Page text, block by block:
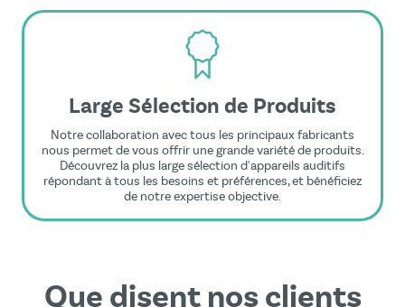
Large Sélection de Produits
Notre collaboration avec tous les principaux fabricants
nous permet de vous offrir une grande variété de produits.
Découvrez la plus large sélection d'appareils auditifs
répondant à tous les besoins et préférences, et bénéficiez
de notre expertise objective.
Que disent nos clients